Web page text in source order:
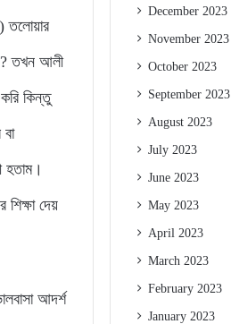
তলোয়ার
তখন আলী
কিন্তু
হতাম।
দেয়
আদর্শ
December 2023
November 2023
October 2023
September 2023
August 2023
July 2023
June 2023
May 2023
April 2023
March 2023
February 2023
January 2023